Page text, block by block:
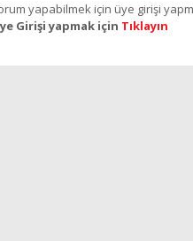
yapabilmek için üye girişi
Girişi yapmak için Tıklayın